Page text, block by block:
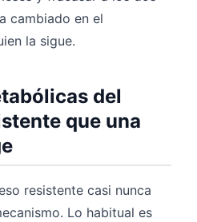
cambiado en el
la sigue.
del
que una
resistente casi nunca
Lo habitual es